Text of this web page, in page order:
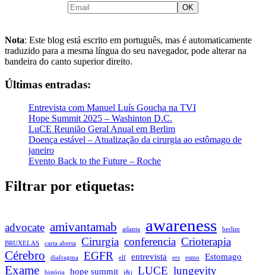
Nota: Este blog está escrito em português, mas é automaticamente
traduzido para a mesma língua do seu navegador, pode alterar na
bandeira do canto superior direito.
Últimas entradas:
Entrevista com Manuel Luís Goucha na TVI
Hope Summit 2025 – Washinton D.C.
LuCE Reunião Geral Anual em Berlim
Doença estável – Atualização da cirurgia ao estômago de
janeiro
Evento Back to the Future – Roche
Filtrar por etiquetas:
advocate amivantamab atlanta awareness berlim
BRUXELAS carta aberta Cirurgia conferencia Crioterapia
Cérebro diafragma EGFR elf entrevista ers esmo Estomago
Exame história hope summit j&j LUCE lungevity